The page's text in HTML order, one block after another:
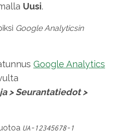
Uusi.
Google Analyticsin
Google Analytics
>Seurantatiedot>
UA-12345678-1